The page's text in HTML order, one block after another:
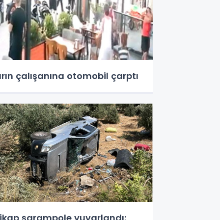
çalışanına otomobil çarptı